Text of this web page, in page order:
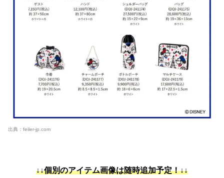
出典： feiler-jp.com
↓↓個別のアイテム画像は随時追加予定！↓↓